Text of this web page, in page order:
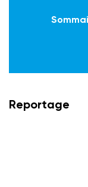
Reportage